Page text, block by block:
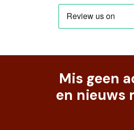
Mis geen
en nieuws